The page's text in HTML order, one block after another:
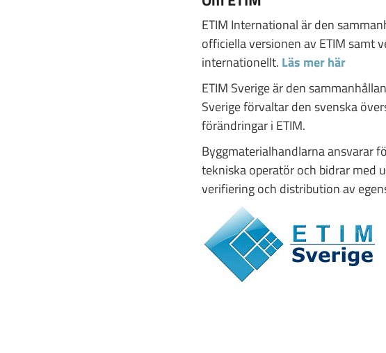
ETIM International är den
officiella versionen av ETIM samt
internationellt. Läs mer här
ETIM Sverige är den
Sverige förvaltar den svenska
förändringar i ETIM.
Byggmaterialhandlarna ansvarar
tekniska operatör och bidrar med
verifiering och distribution av